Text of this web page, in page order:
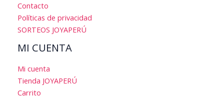
Contacto
Políticas de privacidad
SORTEOS JOYAPERÚ
MI CUENTA
Mi cuenta
Tienda JOYAPERÚ
Carrito